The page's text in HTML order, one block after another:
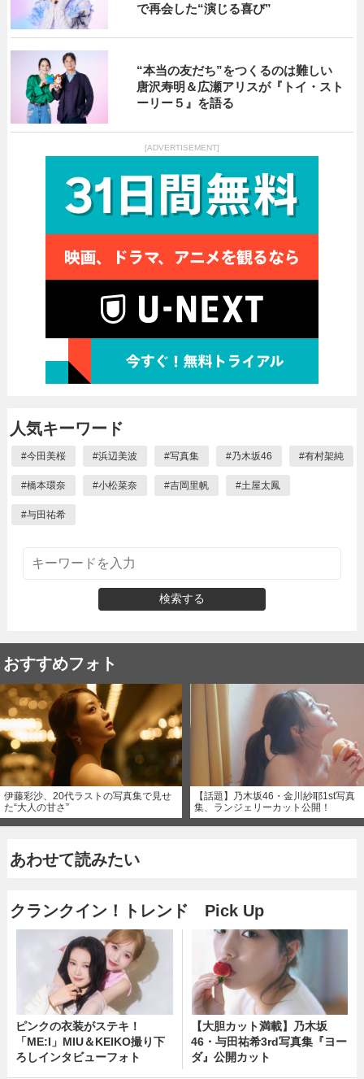
で再会した“演じる喜び”
“本当の友だち”をつくるのは難しい
唐沢寿明＆広瀬アリスが『トイ・スト
ーリー５』を語る
[ADVERTISEMENT]
人気キーワード
#今田美桜 #浜辺美波 #写真集 #乃木坂46 #有村架純
#橋本環奈 #小松菜奈 #吉岡里帆 #土屋太鳳
#与田祐希
検索する
おすすめフォト
伊藤彩沙、20代ラストの写真集で見せ
た“大人の甘さ”
【話題】乃木坂46・金川紗耶1st写真
集、ランジェリーカット公開！
あわせて読みたい
クランクイン！トレンド Pick Up
ピンクの衣装がステキ！
「ME:I」MIU＆KEIKO撮り下
ろしインタビューフォト
【大胆カット満載】乃木坂
46・与田祐希3rd写真集『ヨー
ダ』公開カット